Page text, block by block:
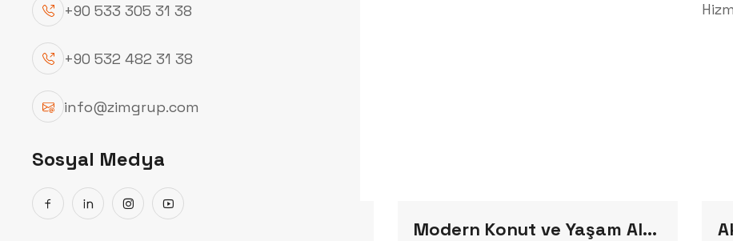
+90 533 305 31 38
+90 532 482 31 38
info@zimgrup.com
Sosyal Medya
Modern Konut ve Yaşam Alanları